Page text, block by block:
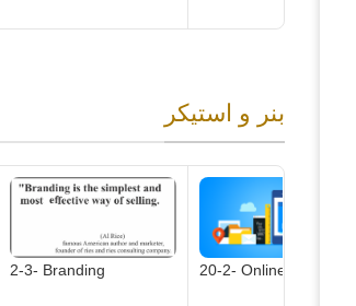
بنر و استیکر
2-3- Branding 20-2- Online Store